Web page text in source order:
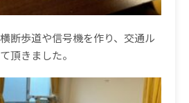
断歩道や信号機を作り、交通ル
頂きました。